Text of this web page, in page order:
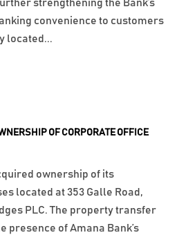
OF CORPORATE OFFICE
ownership of its
located at 353 Galle Road,
PLC. The property transfer
presence of Amana Bank’s
strengthening the Bank’s
convenience to customers
located...